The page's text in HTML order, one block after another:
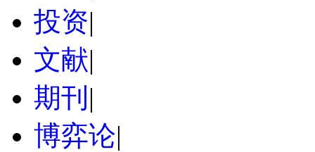
投资|
文献|
期刊 |
博弈论|